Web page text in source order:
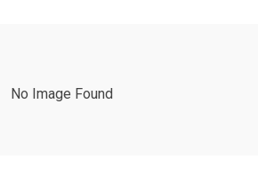
No Image Found